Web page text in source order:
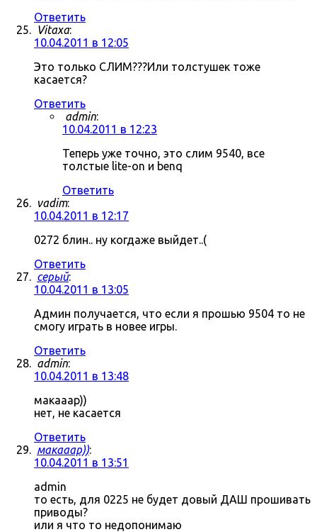
Ответить
Vitaxa:
10.04.2011 в 12:05
Это только СЛИМ???Или толстушек тоже
касается?
Ответить
admin:
10.04.2011 в 12:23
Теперь уже точно, это слим 9540, все
толстые lite-on и benq
Ответить
vadim:
10.04.2011 в 12:17
0272 блин.. ну когдаже выйдет..(
Ответить
серый:
10.04.2011 в 13:05
Админ получается, что если я прошью 9504 то не
смогу играть в новее игры.
Ответить
admin:
10.04.2011 в 13:48
макааар))
нет, не касается
Ответить
макааар)):
10.04.2011 в 13:51
admin
то есть, для 0225 не будет довый ДАШ прошивать
приводы?
или я что то недопонимаю